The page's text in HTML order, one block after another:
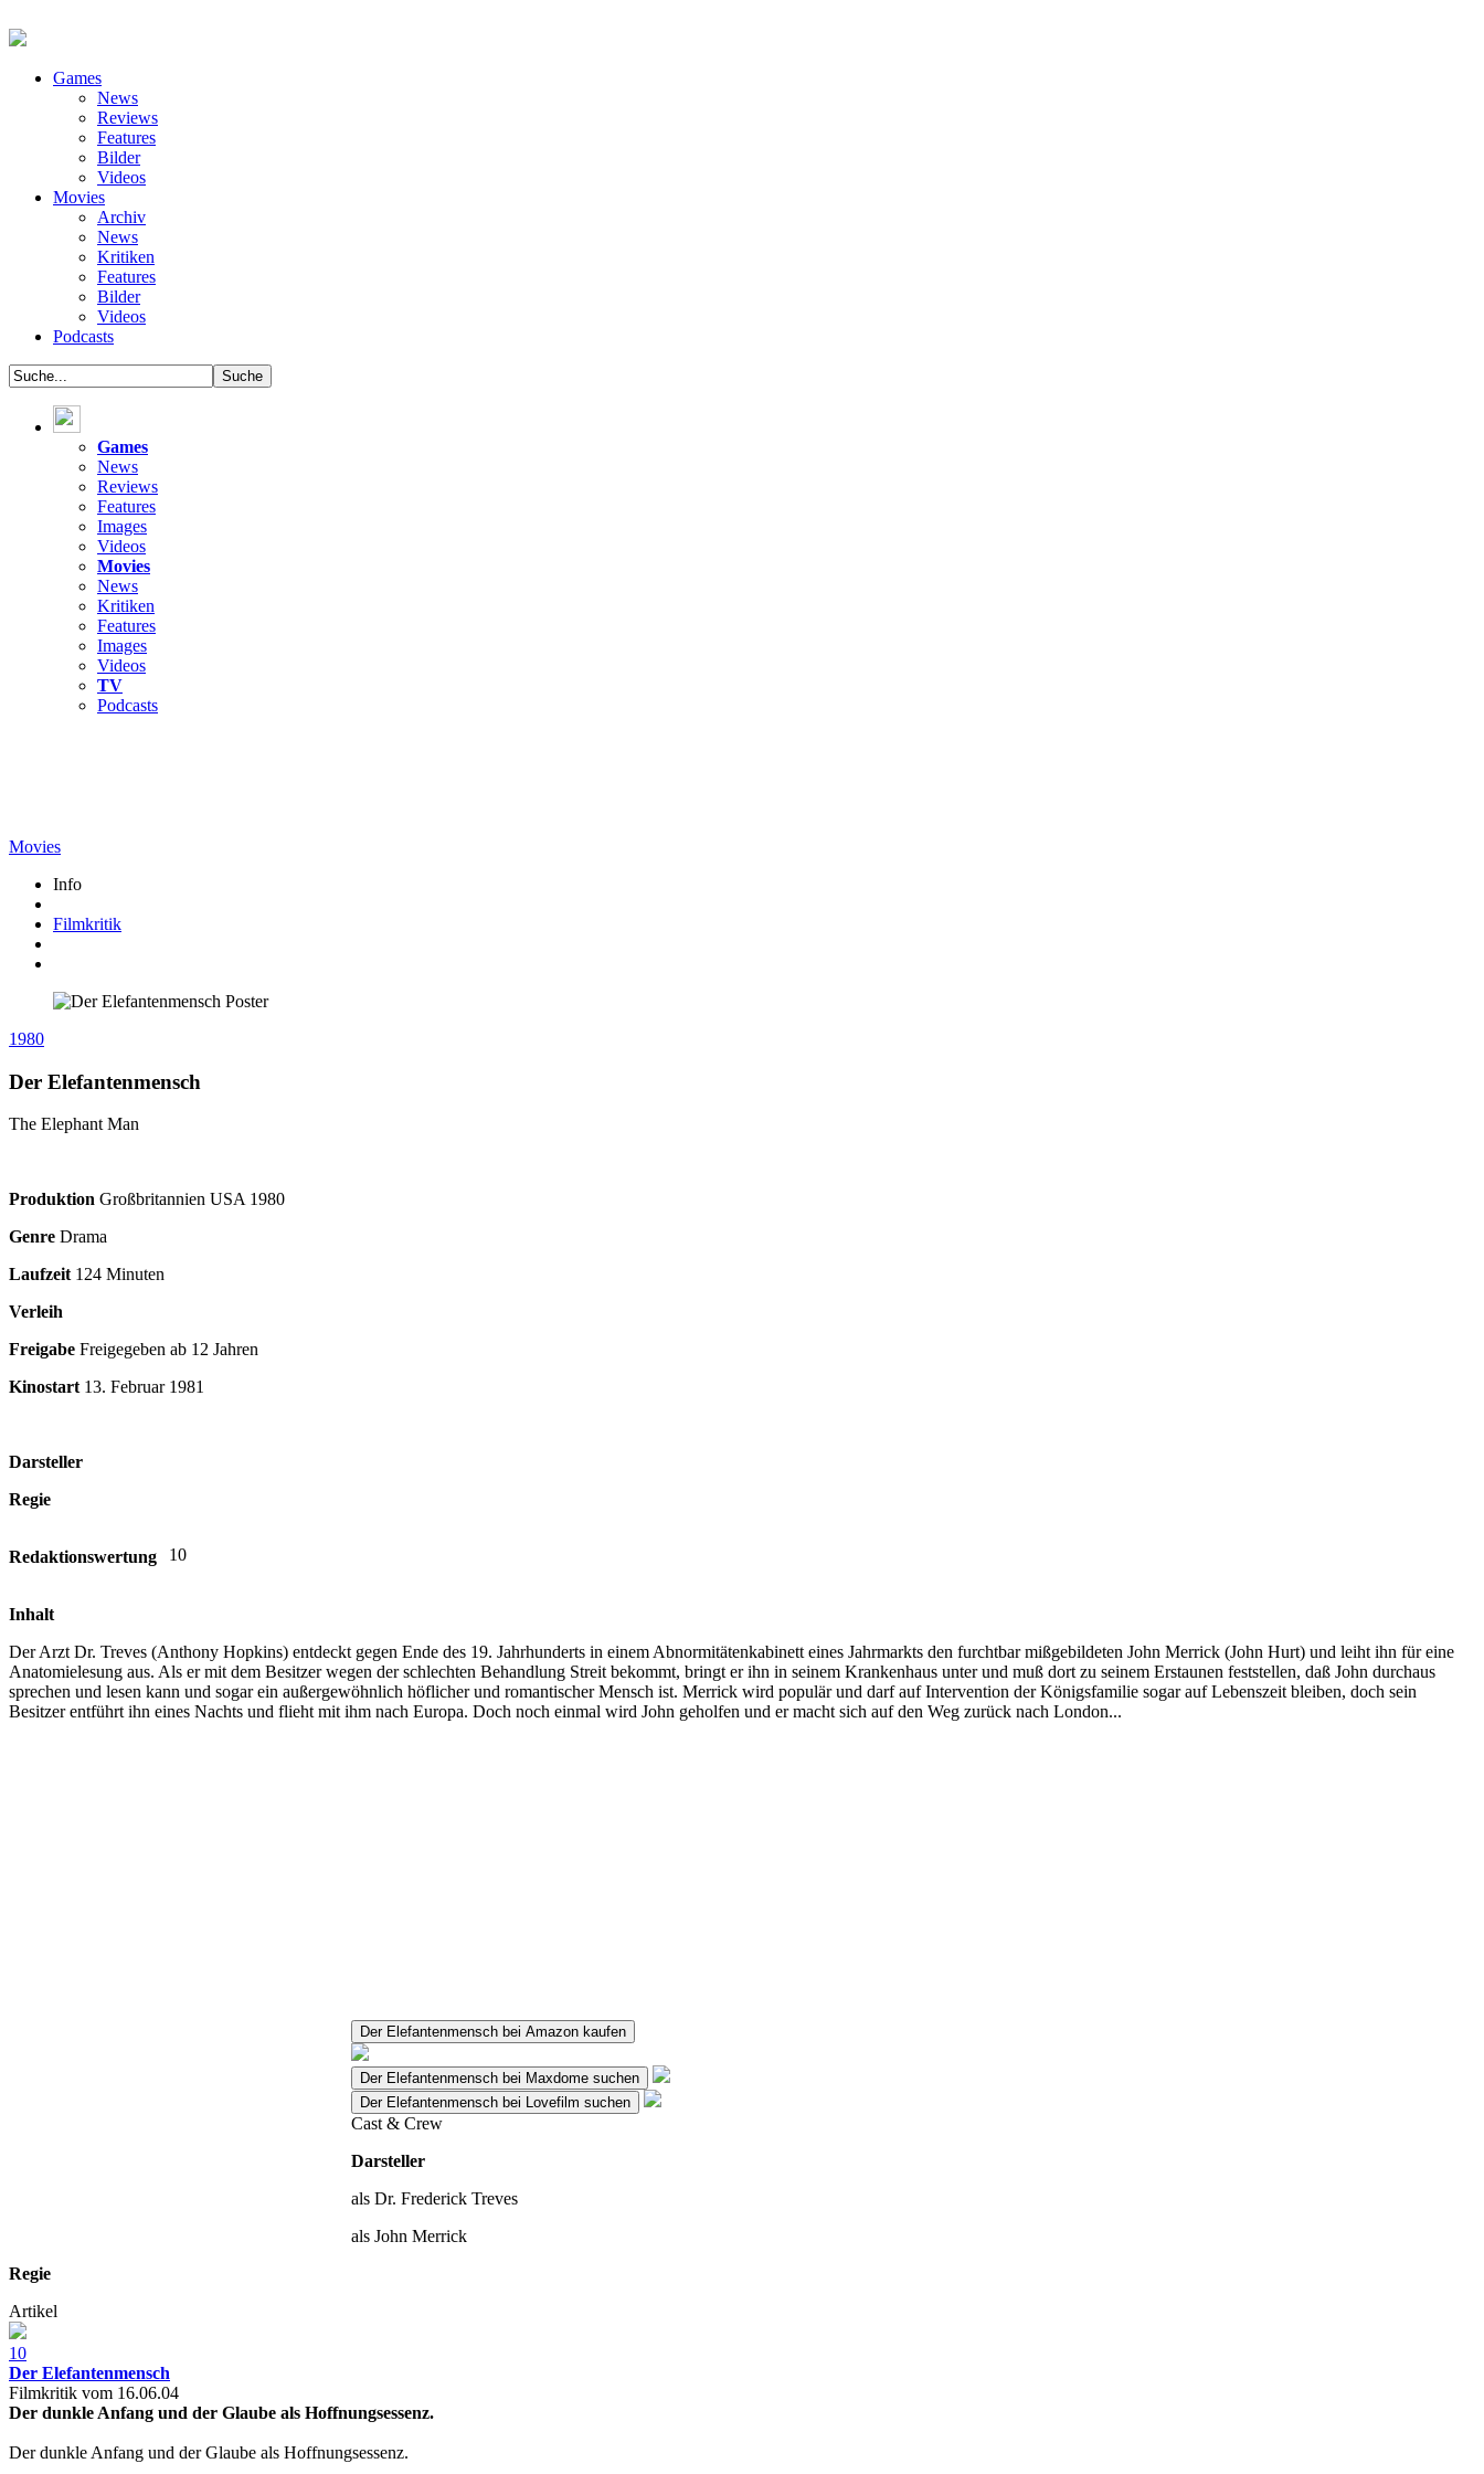
Games
News
Reviews
Features
Bilder
Videos
Movies
Archiv
News
Kritiken
Features
Bilder
Videos
Podcasts
Games
News
Reviews
Features
Images
Videos
Movies
News
Kritiken
Features
Images
Videos
TV
Podcasts
Movies
Info
Filmkritik
1980
Der Elefantenmensch
The Elephant Man
Produktion Großbritannien USA 1980
Genre Drama
Laufzeit124 Minuten
Verleih
Freigabe Freigegeben ab 12 Jahren
Kinostart 13. Februar 1981
Darsteller
Regie
Redaktionswertung 10
Inhalt
Der Arzt Dr. Treves (Anthony Hopkins) entdeckt gegen Ende des 19. Jahrhunderts in einem Abnormitätenkabinett eines Jahrmarkts den furchtbar mißgebildeten John Merrick (John Hurt) und leiht ihn für eine
Anatomielesung aus. Als er mit dem Besitzer wegen der schlechten Behandlung Streit bekommt, bringt er ihn in seinem Krankenhaus unter und muß dort zu seinem Erstaunen feststellen, daß John durchaus
sprechen und lesen kann und sogar ein außergewöhnlich höflicher und romantischer Mensch ist. Merrick wird populär und darf auf Intervention der Königsfamilie sogar auf Lebenszeit bleiben, doch sein
Besitzer entführt ihn eines Nachts und flieht mit ihm nach Europa. Doch noch einmal wird John geholfen und er macht sich auf den Weg zurück nach London...
Der Elefantenmensch bei Amazon kaufen
Der Elefantenmensch bei Maxdome suchen
Der Elefantenmensch bei Lovefilm suchen
Cast & Crew
Darsteller
als Dr. Frederick Treves
als John Merrick
Regie
Artikel
10
Der Elefantenmensch
Filmkritik vom 16.06.04
Der dunkle Anfang und der Glaube als Hoffnungsessenz.
Der dunkle Anfang und der Glaube als Hoffnungsessenz.